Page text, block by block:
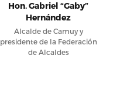
Hon. Gabriel “Gaby”
Hernández
Alcalde de Camuy y
presidente de la Federación
de Alcaldes